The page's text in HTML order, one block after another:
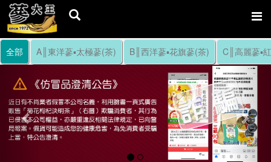
Previous
全部 A║東洋蔘▪太極蔘(茶) B║西洋蔘▪花旗蔘(茶) C║高麗蔘▪